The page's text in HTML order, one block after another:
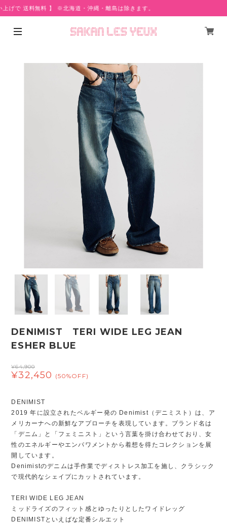
で 送料無料 】 ※北海道・沖縄・離島は除きます。
DENIMIST TERI WIDE LEG JEAN
ESHER BLUE
¥64,900
¥32,450 (50%OFF)
DENIMIST
2019 年に設立されたベルギー発の Denimist（デニミスト）は、ア
メリカーナへの新鮮なアプローチを表現しています。ブランド名は
「デニム」と「フェミニスト」という言葉を掛け合わせており、女
性のエネルギーやエンパワメントから着想を得たコレクションを展
開しています。
Denimistのデニムは手作業でディストレス加工を施し、クラシック
で現代的なシェイプにカットされています。
TERI WIDE LEG JEAN
ミッドライズのフィット感とゆったりとしたワイドレッグ
DENIMISTといえばな定番シルエット